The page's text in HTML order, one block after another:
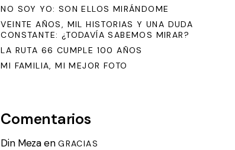
NO SOY YO: SON ELLOS MIRÁNDOME
VEINTE AÑOS, MIL HISTORIAS Y UNA DUDA
CONSTANTE: ¿TODAVÍA SABEMOS MIRAR?
LA RUTA 66 CUMPLE 100 AÑOS
MI FAMILIA, MI MEJOR FOTO
Comentarios
Din MezaenGRACIAS